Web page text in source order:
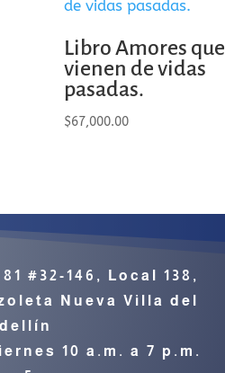
Libro Amores que
vienen de vidas
pasadas.
$67,000.00
#32-146, Local 138,
Nueva Villa del
10 a.m. a 7 p.m.